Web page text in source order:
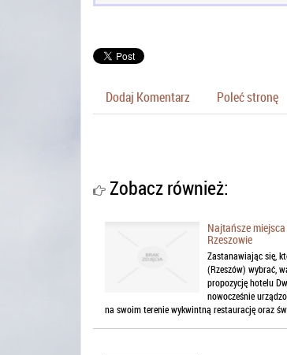
Dodaj Komentarz Poleć stronę
Zobacz również:
Najtańsze
Rzeszowie
Zastanawiając się,
(Rzeszów) wybrać,
propozycję hotelu
nowocześnie
na swoim terenie wykwintną restaurację oraz